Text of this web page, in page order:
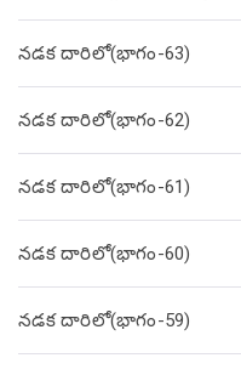
నడక దారిలో(భాగం-63)
నడక దారిలో(భాగం-62)
నడక దారిలో(భాగం-61)
నడక దారిలో(భాగం-60)
నడక దారిలో(భాగం-59)